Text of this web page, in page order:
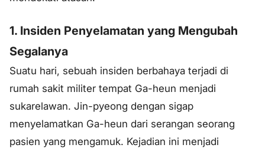
1. Insiden Penyelamatan yang Mengubah
Segalanya
Suatu hari, sebuah insiden berbahaya terjadi di
rumah sakit militer tempat Ga-heun menjadi
sukarelawan. Jin-pyeong dengan sigap
menyelamatkan Ga-heun dari serangan seorang
pasien yang mengamuk. Kejadian ini menjadi